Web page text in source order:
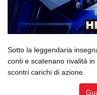
Sotto la leggendaria
conti e scatenano rivalità
scontri carichi di azione.